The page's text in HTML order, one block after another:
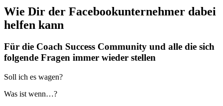
Wie Dir der Facebookunternehmer dabei
helfen kann
Für die Coach Success Community und alle die sich
folgende Fragen immer wieder stellen
Soll ich es wagen?
Was ist wenn…?